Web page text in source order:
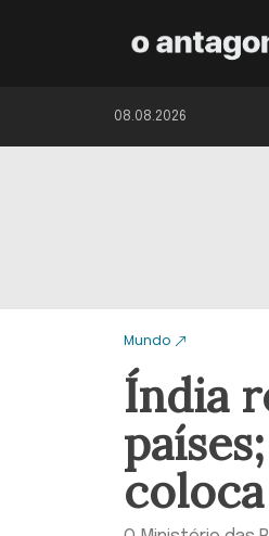
08.08.2026
Mundo
Índia